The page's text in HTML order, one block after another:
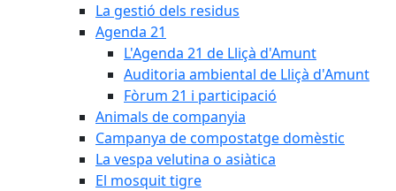
La gestió dels residus
Agenda 21
L'Agenda 21 de Lliçà d'Amunt
Auditoria ambiental de Lliçà d'Amunt
Fòrum 21 i participació
Animals de companyia
Campanya de compostatge domèstic
La vespa velutina o asiàtica
El mosquit tigre